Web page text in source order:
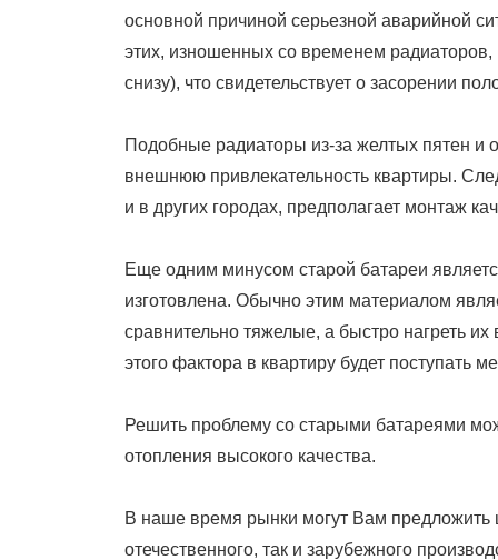
основной причиной серьезной аварийной
этих, изношенных со временем радиаторов,
снизу), что свидетельствует о засорении
Подобные радиаторы из-за желтых пятен и
внешнюю привлекательность квартиры.
и в других городах, предполагает монтаж
Еще одним минусом старой батареи
изготовлена. Обычно этим материалом
сравнительно тяжелые, а быстро нагреть
этого фактора в квартиру будет поступать
Решить проблему со старыми батареями
отопления высокого качества.
В наше время рынки могут Вам предложить
отечественного, так и зарубежного